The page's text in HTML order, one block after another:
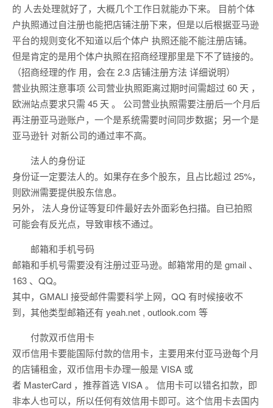
的 人去处理就好了，大概几个工作日就能办下来。 目前个体
户执照通过自注册也能把店铺注册下来，但是以后根据亚马逊
平台的规则变化不知道以后个体户 执照还能不能注册店铺。
但是肯定的是用个体户执照在招商经理那里是下不了链接的。
（招商经理的作 用，会在 2.3 店铺注册方法 详细说明）
营业执照注意事项 公司营业执照距离过期时间需超过 60 天 ，
欧洲站点要求只需 45 天 。 公司营业执照需要注册后一个月后
再注册亚马逊账户，一个是系统需要时间同步数据；另一个是
亚马逊针 对新公司的通过率不高。
法人的身份证
身份证一定要法人的。如果存在多个股东，且占比超过 25%，
则欧洲需要提供股东信息。
另外， 法人身份证等复印件最好去外面彩色扫描。自已拍照
可能会有反光点，导致审核不通过。
邮箱和手机号码
邮箱和手机号需要没有注册过亚马逊。邮箱常用的是 gmail 、
163 、QQ。
其中，GMALI 接受邮件需要科学上网，QQ 有时候接收不
到，其他类型邮箱还有 yeah.net , outlook.com 等
付款双币信用卡
双币信用卡要能国际付款的信用卡，主要用来付亚马逊每个月
的店铺租金，双币信用卡办理一般是 VISA 或
者 MasterCard ，推荐首选 VISA 。 信用卡可以错名扣款，即
非本人也可以，所以任何有效信用卡即可。这个信用卡去国内